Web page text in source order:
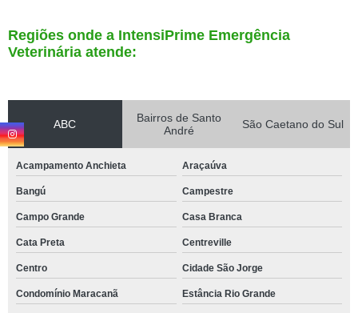
Regiões onde a IntensiPrime Emergência
Veterinária atende:
ABC
Bairros de Santo
André
São Caetano do Sul
Acampamento Anchieta Araçaúva
Bangú Campestre
Campo Grande Casa Branca
Cata Preta Centreville
Centro Cidade São Jorge
Condomínio Maracanã Estância Rio Grande